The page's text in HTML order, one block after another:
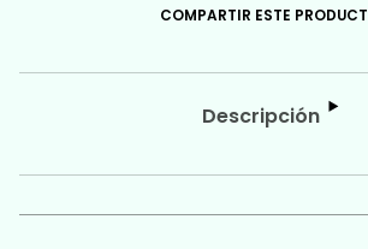
COMPARTIR ESTE
Descripción